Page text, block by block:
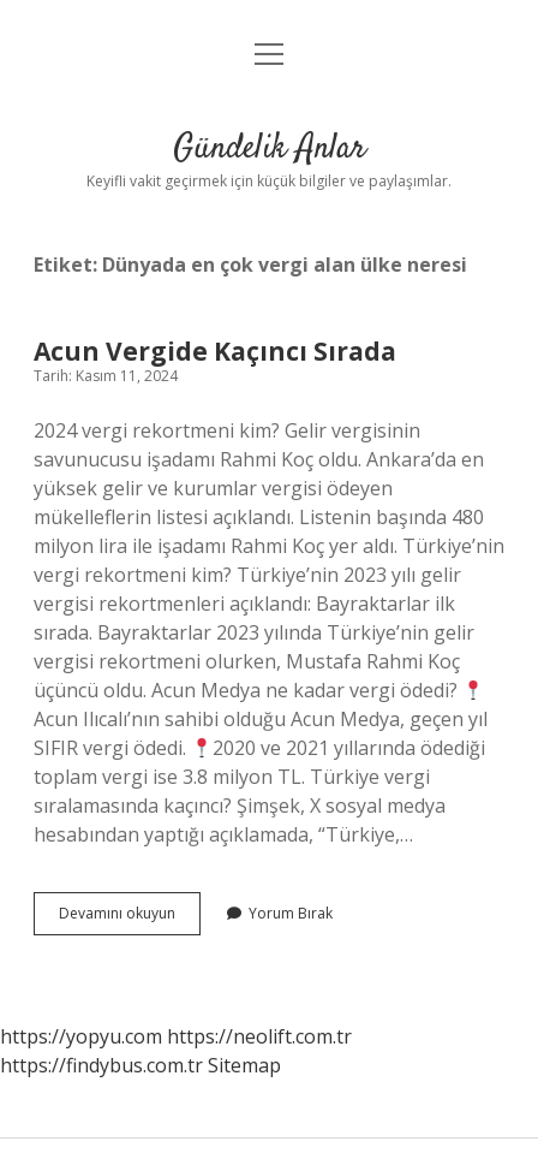
Anasayfa
Yasal Uyarı
menüyü
Gündelik Anlar
Keyifli vakit geçirmek için küçük bilgiler ve paylaşımlar.
Etiket: Dünyada en çok vergi alan ülke neresi
Acun Vergide Kaçıncı Sırada
Tarih: Kasım 11, 2024
2024 vergi rekortmeni kim? Gelir vergisinin
savunucusu işadamı Rahmi Koç oldu. Ankara’da en
yüksek gelir ve kurumlar vergisi ödeyen
mükelleflerin listesi açıklandı. Listenin başında 480
milyon lira ile işadamı Rahmi Koç yer aldı. Türkiye’nin
vergi rekortmeni kim? Türkiye’nin 2023 yılı gelir
vergisi rekortmenleri açıklandı: Bayraktarlar ilk
sırada. Bayraktarlar 2023 yılında Türkiye’nin gelir
vergisi rekortmeni olurken, Mustafa Rahmi Koç
üçüncü oldu. Acun Medya ne kadar vergi ödedi?
Acun Ilıcalı’nın sahibi olduğu Acun Medya, geçen yıl
SIFIR vergi ödedi.
2020 ve 2021 yıllarında ödediği
toplam vergi ise 3.8 milyon TL. Türkiye vergi
sıralamasında kaçıncı? Şimşek, X sosyal medya
hesabından yaptığı açıklamada, “Türkiye,…
Devamını okuyun
Vergide
Yorum Bırak
https://yopyu.com https://neolift.com.tr
https://findybus.com.trSitemap